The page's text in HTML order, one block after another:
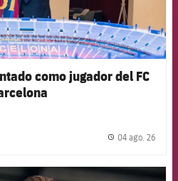
como jugador del FC
04 ago. 26
FCB Barcelona badge